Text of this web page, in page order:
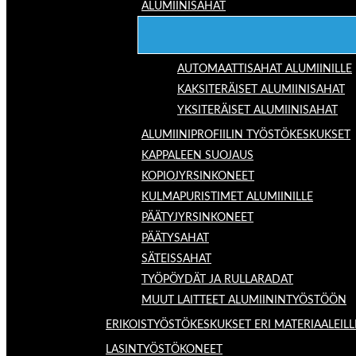
ALUMIINISAHAT
AUTOMAATTISAHAT ALUMIINILLE
KAKSITERÄISET ALUMIINISAHAT
YKSITERÄISET ALUMIINISAHAT
ALUMIINIPROFIILIN TYÖSTÖKESKUKSET
KAPPALEEN SUOJAUS
KOPIOJYRSINKONEET
KULMAPURISTIMET ALUMIINILLE
PÄÄTYJYRSINKONEET
PÄÄTYSAHAT
SÄTEISSAHAT
TYÖPÖYDÄT JA RULLARADAT
MUUT LAITTEET ALUMIININTYÖSTÖÖN
ERIKOISTYÖSTÖKESKUKSET ERI
LASINTYÖSTÖKONEET